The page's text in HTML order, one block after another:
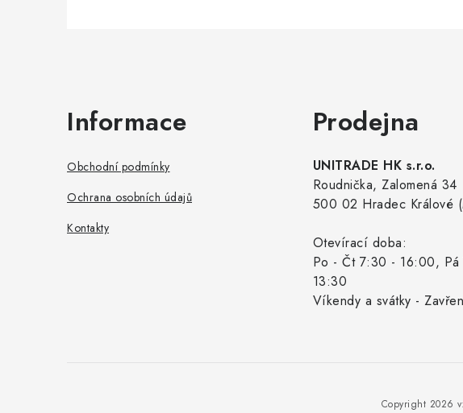
Informace
Obchodní podmínky
Ochrana osobních údajů
Kontakty
Prodejna
UNITRADE HK s.r.o.
Roudnička, Zalomená 34
500 02 Hradec Králové
Otevírací doba:
Po - Čt 7:30 - 16:00,
13:30
Víkendy a svátky -
Copyright 2026